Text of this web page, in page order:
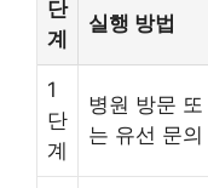
단
계
실행 방법
1
단
계
병원 방문 또
는 유선 문의